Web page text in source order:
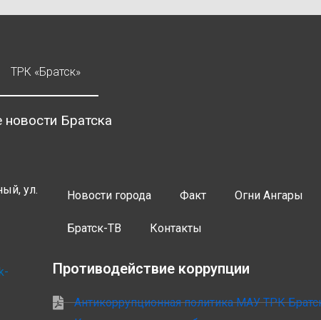
ТРК «Братск»
новости Братска
ул.
Новости города Факт Огни Ангары
Братск-ТВ Контакты
Противодействие коррупции
Антикоррупционная политика МАУ ТРК